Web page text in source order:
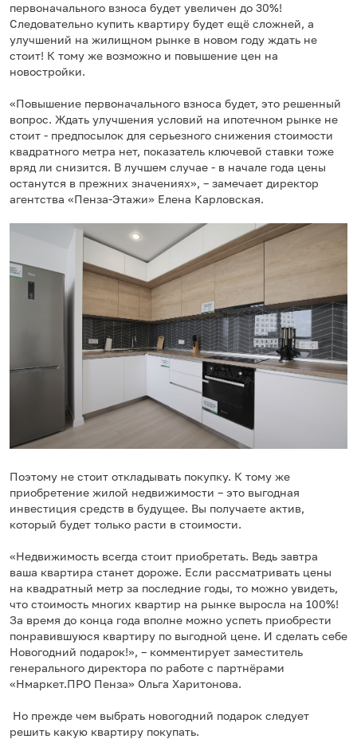
первоначального взноса будет увеличен до 30%!
Следовательно купить квартиру будет ещё сложней, а
улучшений на жилищном рынке в новом году ждать не
стоит! К тому же возможно и повышение цен на
новостройки.
«Повышение первоначального взноса будет, это решенный
вопрос. Ждать улучшения условий на ипотечном рынке не
стоит - предпосылок для серьезного снижения стоимости
квадратного метра нет, показатель ключевой ставки тоже
вряд ли снизится. В лучшем случае - в начале года цены
останутся в прежних значениях», – замечает директор
агентства «Пенза-Этажи» Елена Карловская.
Поэтому не стоит откладывать покупку. К тому же
приобретение жилой недвижимости – это выгодная
инвестиция средств в будущее. Вы получаете актив,
который будет только расти в стоимости.
«Недвижимость всегда стоит приобретать. Ведь завтра
ваша квартира станет дороже. Если рассматривать цены
на квадратный метр за последние годы, то можно увидеть,
что стоимость многих квартир на рынке выросла на 100%!
За время до конца года вполне можно успеть приобрести
понравившуюся квартиру по выгодной цене. И сделать себе
Новогодний подарок!», – комментирует заместитель
генерального директора по работе с партнёрами
«Нмаркет.ПРО Пенза» Ольга Харитонова.
Но прежде чем выбрать новогодний подарок следует
решить какую квартиру покупать.